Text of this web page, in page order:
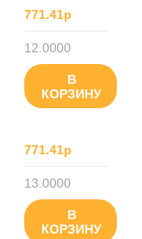
771.41р
12.0000
В
КОРЗИНУ
771.41р
13.0000
В
КОРЗИНУ